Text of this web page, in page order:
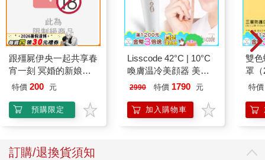
跟殭屍伊央一起共享春
宵一刻 冥婚的新娘番
外篇
特價 200 元
預購限定
Lisscode 42°C | 10°C
喚膚温冷美顔器 美膚
儀
2990 特價 1790 元
加入購物車
雙
罩（
特價
訂購/退換貨須知